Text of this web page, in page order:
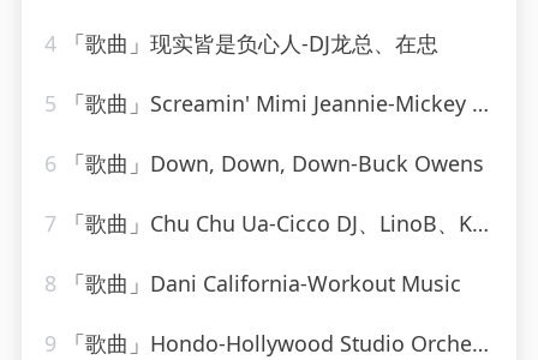
4 「歌曲」现实皆是负心人-DJ龙总、在忠
5 「歌曲」Screamin' Mimi Jeannie-Mickey Hawks
6 「歌曲」Down, Down, Down-Buck Owens
7 「歌曲」Chu Chu Ua-Cicco DJ、LinoB、Kiki
8 「歌曲」Dani California-Workout Music
9 「歌曲」Hondo-Hollywood Studio Orchestra